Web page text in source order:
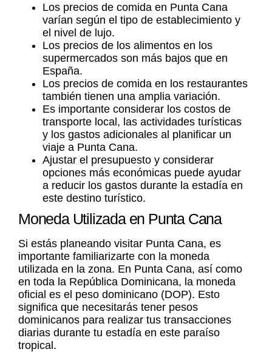
Los precios de comida en Punta Cana
varían según el tipo de establecimiento y
el nivel de lujo.
Los precios de los alimentos en los
supermercados son más bajos que en
España.
Los precios de comida en los restaurantes
también tienen una amplia variación.
Es importante considerar los costos de
transporte local, las actividades turísticas
y los gastos adicionales al planificar un
viaje a Punta Cana.
Ajustar el presupuesto y considerar
opciones más económicas puede ayudar
a reducir los gastos durante la estadía en
este destino turístico.
Moneda Utilizada en Punta Cana
Si estás planeando visitar Punta Cana, es
importante familiarizarte con la moneda
utilizada en la zona. En Punta Cana, así como
en toda la República Dominicana, la moneda
oficial es el peso dominicano (DOP). Esto
significa que necesitarás tener pesos
dominicanos para realizar tus transacciones
diarias durante tu estadía en este paraíso
tropical.